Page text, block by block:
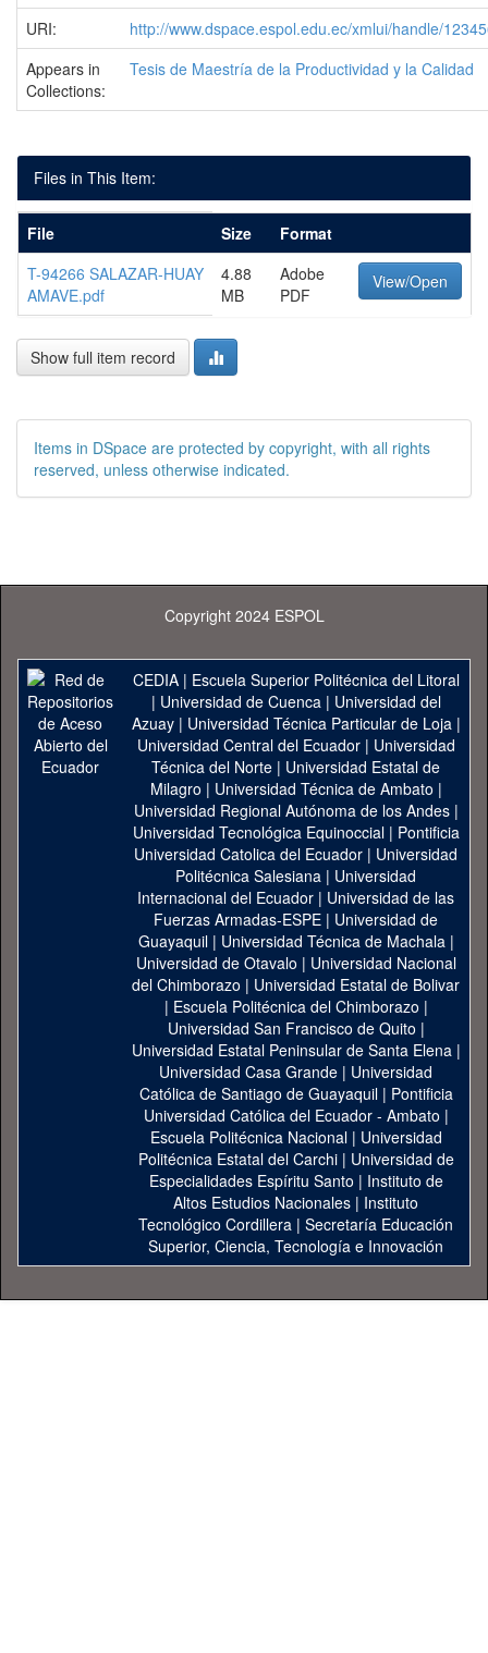
URI:
http://www.dspace.espol.edu.ec/xmlui/handle/
Appears in
Collections:
Tesis de Maestría de la Productividad y la Calidad
Files in This Item:
File Size
Format
T-94266 SALAZAR-HUAY
AMAVE.pdf
4.88
MB
Adobe
PDF
View/Open
Show full item record
Items in DSpace are protected by copyright, with all rights
reserved, unless otherwise indicated.
Copyright 2024 ESPOL
CEDIA| Escuela Superior Politécnica del Litoral
| Universidad de Cuenca| Universidad del
Azuay| Universidad Técnica Particular de Loja|
Universidad Central del Ecuador| Universidad
Técnica del Norte | Universidad Estatal de
Milagro | Universidad Técnica de Ambato |
Universidad Regional Autónoma de los Andes|
Universidad Tecnológica Equinoccial| Pontificia
Universidad Catolica del Ecuador | Universidad
Politécnica Salesiana | Universidad
Internacional del Ecuador | Universidad de las
Fuerzas Armadas-ESPE | Universidad de
Guayaquil| Universidad Técnica de Machala|
Universidad de Otavalo | Universidad Nacional
del Chimborazo | Universidad Estatal de Bolivar
| Escuela Politécnica del Chimborazo |
Universidad San Francisco de Quito |
Universidad Estatal Peninsular de Santa Elena|
Universidad Casa Grande | Universidad
Católica de Santiago de Guayaquil| Pontificia
Universidad Católica del Ecuador - Ambato |
Escuela Politécnica Nacional| Universidad
Politécnica Estatal del Carchi| Universidad de
Especialidades Espíritu Santo | Instituto de
Altos Estudios Nacionales | Instituto
Tecnológico Cordillera | Secretaría Educación
Superior, Ciencia, Tecnología e Innovación